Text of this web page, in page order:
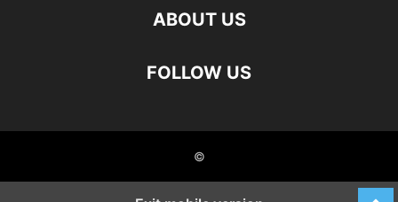
ABOUT US
FOLLOW US
©